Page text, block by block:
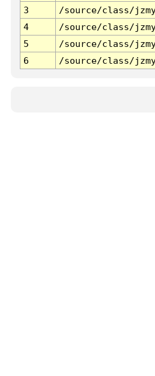
3
/source/class/
4
/source/class/
5
/source/class/
6
/source/class/